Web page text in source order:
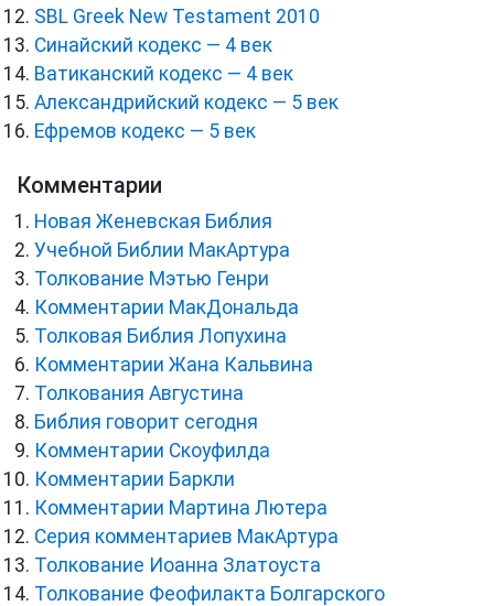
SBL Greek New Testament 2010
Синайский кодекс — 4 век
Ватиканский кодекс — 4 век
Александрийский кодекс — 5 век
Ефремов кодекс — 5 век
Комментарии
Новая Женевская Библия
Учебной Библии МакАртура
Толкование Мэтью Генри
Комментарии МакДональда
Толковая Библия Лопухина
Комментарии Жана Кальвина
Толкования Августина
Библия говорит сегодня
Комментарии Скоуфилда
Комментарии Баркли
Комментарии Мартина Лютера
Серия комментариев МакАртура
Толкование Иоанна Златоуста
Толкование Феофилакта Болгарского